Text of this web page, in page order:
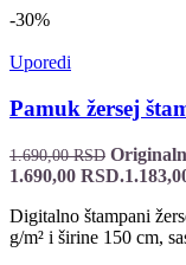
-30%
Uporedi
Pamuk žersej
1.690,00RSD
1.690,00 RSD.
Digitalno štampani
g/m² i širine 150 cm,